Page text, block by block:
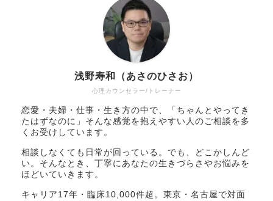
心理カウンセラー/トレーナー
浅野寿和（あさのひさお）
恋愛・夫婦・仕事・生き方の中で、「ちゃんとやってき
たはずなのに」そんな感覚を抱えやすい人のご相談を多
くお受けしています。
相談しなくても日常が回っている。でも、どこかしんど
い。そんなとき、丁寧にあなたの生きづらさやお悩みを
ほどいていきます。
キャリア17年・臨床10,000件超。東京・名古屋で対面